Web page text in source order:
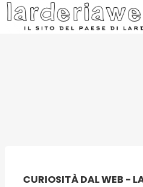
CURIOSITÀ DAL WEB -